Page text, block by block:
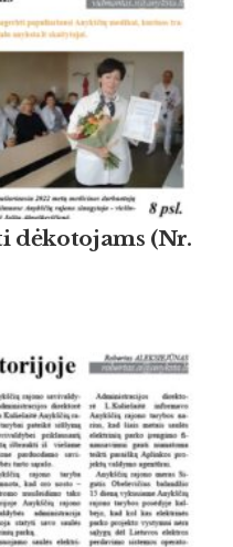
dėkotojams (Nr.